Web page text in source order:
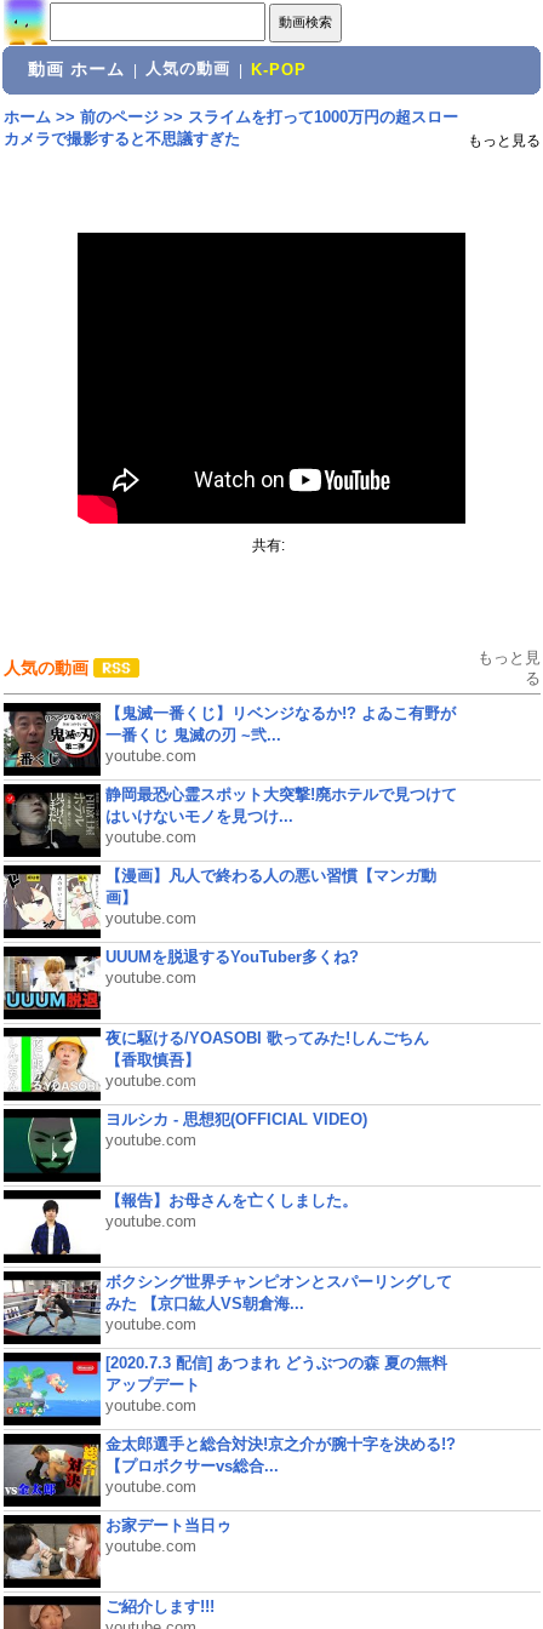
動画 ホーム 人気の動画 K-POP
ホーム>> 前のページ>> スライムを打って1000万円の超スロー
カメラで撮影すると不思議すぎた
もっと見る
共有:
人気の動画
もっと見
る
【鬼滅一番くじ】リベンジなるか!? よゐこ有野が
一番くじ 鬼滅の刃 ~弐...
youtube.com
静岡最恐心霊スポット大突撃!廃ホテルで見つけて
はいけないモノを見つけ...
youtube.com
【漫画】凡人で終わる人の悪い習慣【マンガ動
画】
youtube.com
UUUMを脱退するYouTuber多くね?
youtube.com
夜に駆ける/YOASOBI 歌ってみた!しんごちん
【香取慎吾】
youtube.com
ヨルシカ - 思想犯(OFFICIAL VIDEO)
youtube.com
【報告】お母さんを亡くしました。
youtube.com
ボクシング世界チャンピオンとスパーリングして
みた 【京口紘人VS朝倉海...
youtube.com
[2020.7.3 配信] あつまれ どうぶつの森 夏の無料
アップデート
youtube.com
金太郎選手と総合対決!京之介が腕十字を決める!?
【プロボクサーvs総合...
youtube.com
お家デート当日ゥ
youtube.com
ご紹介します!!!